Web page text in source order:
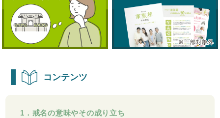
コンテンツ
1．戒名の意味やその成り立ち